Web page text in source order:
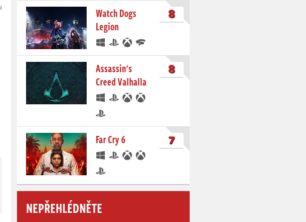
Watch Dogs
Legion
8
Assassin's
Creed Valhalla
8
Far Cry 6 7
NEPŘEHLÉDNĚTE